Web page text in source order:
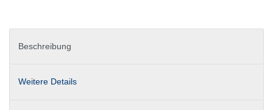
Beschreibung
Weitere Details